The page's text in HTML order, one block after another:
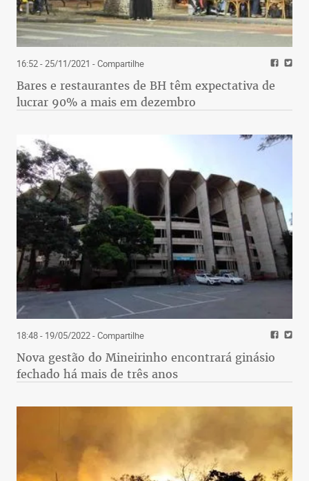
16:52 - 25/11/2021 - Compartilhe
Bares e restaurantes de BH têm expectativa de
lucrar 90% a mais em dezembro
18:48 - 19/05/2022- Compartilhe
Nova gestão do Mineirinho encontrará ginásio
fechado há mais de três anos